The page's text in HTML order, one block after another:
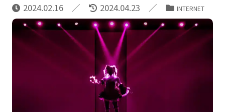
2024.02.16 2024.04.23 INTERNET